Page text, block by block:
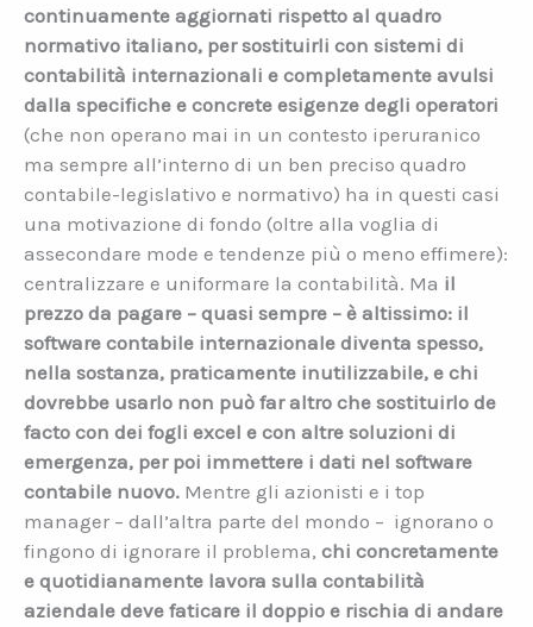
continuamente aggiornati rispetto al quadro
normativo italiano, per sostituirli con sistemi di
contabilità internazionali e completamente avulsi
dalla specifiche e concrete esigenze degli operatori
(che non operano mai in un contesto iperuranico
ma sempre all’interno di un ben preciso quadro
contabile-legislativo e normativo) ha in questi casi
una motivazione di fondo (oltre alla voglia di
assecondare mode e tendenze più o meno effimere):
centralizzare e uniformare la contabilità. Ma il
prezzo da pagare – quasi sempre – è altissimo: il
software contabile internazionale diventa spesso,
nella sostanza, praticamente inutilizzabile, e chi
dovrebbe usarlo non può far altro che sostituirlo de
facto con dei fogli excel e con altre soluzioni di
emergenza, per poi immettere i dati nel software
contabile nuovo. Mentre gli azionisti e i top
manager – dall’altra parte del mondo – ignorano o
fingono di ignorare il problema, chi concretamente
e quotidianamente lavora sulla contabilità
aziendale deve faticare il doppio e rischia di andare